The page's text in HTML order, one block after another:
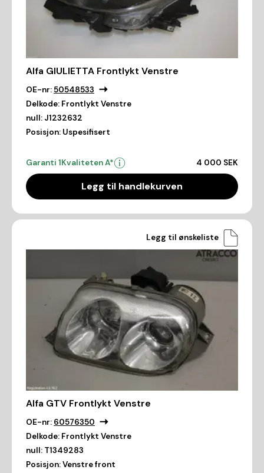
Alfa GIULIETTA Frontlykt Venstre
OE-nr:50548533
Delkode: Frontlykt Venstre
null: J1232632
Posisjon: Uspesifisert
Garanti 1Kvaliteten A* 4 000 SEK
Legg til handlekurven
Legg til ønskeliste
Alfa GTV Frontlykt Venstre
OE-nr: 60576350
Delkode: Frontlykt Venstre
null: T1349283
Posisjon:Venstre front